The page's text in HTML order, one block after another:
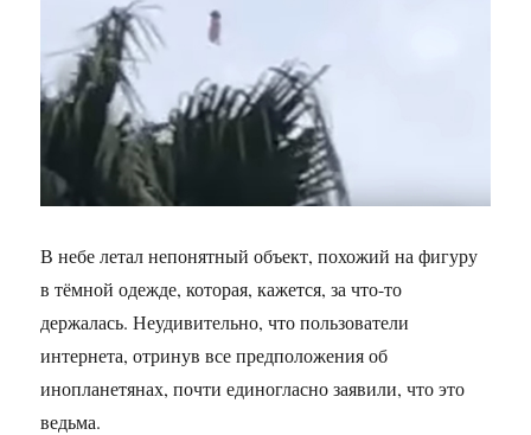
В небе летал непонятный объект, похожий на фигуру
в тёмной одежде, которая, кажется, за что-то
держалась. Неудивительно, что пользователи
интернета, отринув все предположения об
инопланетянах, почти единогласно заявили, что это
ведьма.